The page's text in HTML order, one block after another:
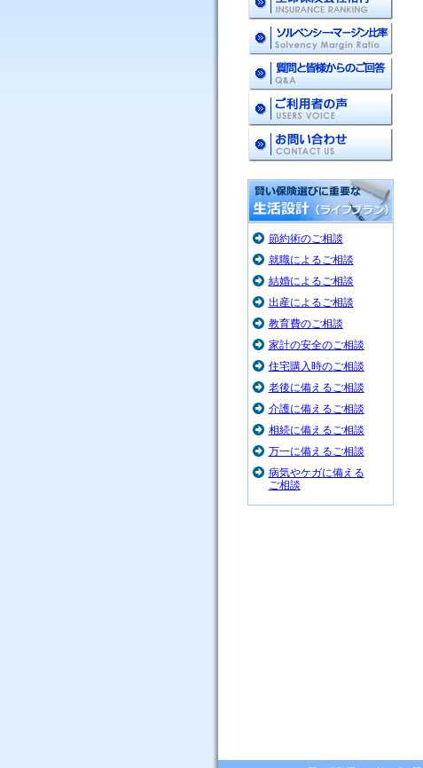
節約術のご相談
就職によるご相談
結婚によるご相談
出産によるご相談
教育費のご相談
家計の安全のご相談
住宅購入時のご相談
老後に備えるご相談
介護に備えるご相談
相続に備えるご相談
万一に備えるご相談
病気やケガに備える
ご相談